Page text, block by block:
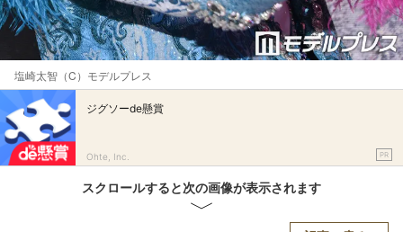
塩崎太智（C）モデルプレス
ジグソーde懸賞
Ohte, Inc. PR
スクロールすると次の画像が表示されます